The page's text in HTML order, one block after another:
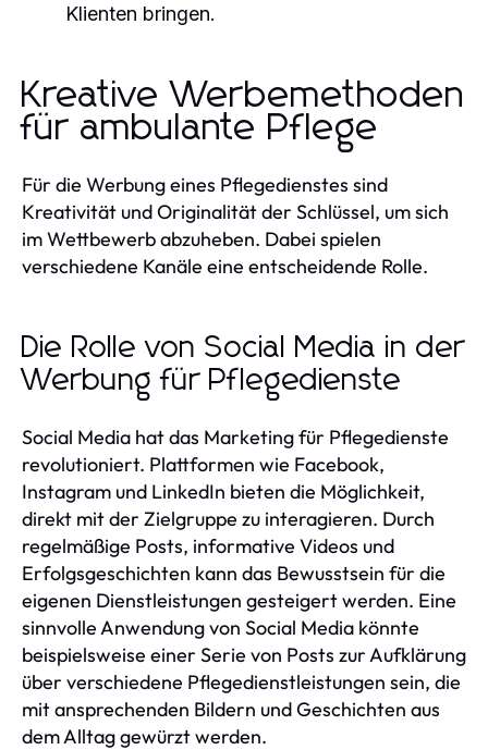
Klienten bringen.
Kreative Werbemethoden
für ambulante Pflege
Für die Werbung eines Pflegedienstes sind
Kreativität und Originalität der Schlüssel, um sich
im Wettbewerb abzuheben. Dabei spielen
verschiedene Kanäle eine entscheidende Rolle.
Die Rolle von Social Media in der
Werbung für Pflegedienste
Social Media hat das Marketing für Pflegedienste
revolutioniert. Plattformen wie Facebook,
Instagram und LinkedIn bieten die Möglichkeit,
direkt mit der Zielgruppe zu interagieren. Durch
regelmäßige Posts, informative Videos und
Erfolgsgeschichten kann das Bewusstsein für die
eigenen Dienstleistungen gesteigert werden. Eine
sinnvolle Anwendung von Social Media könnte
beispielsweise einer Serie von Posts zur Aufklärung
über verschiedene Pflegedienstleistungen sein, die
mit ansprechenden Bildern und Geschichten aus
dem Alltag gewürzt werden.